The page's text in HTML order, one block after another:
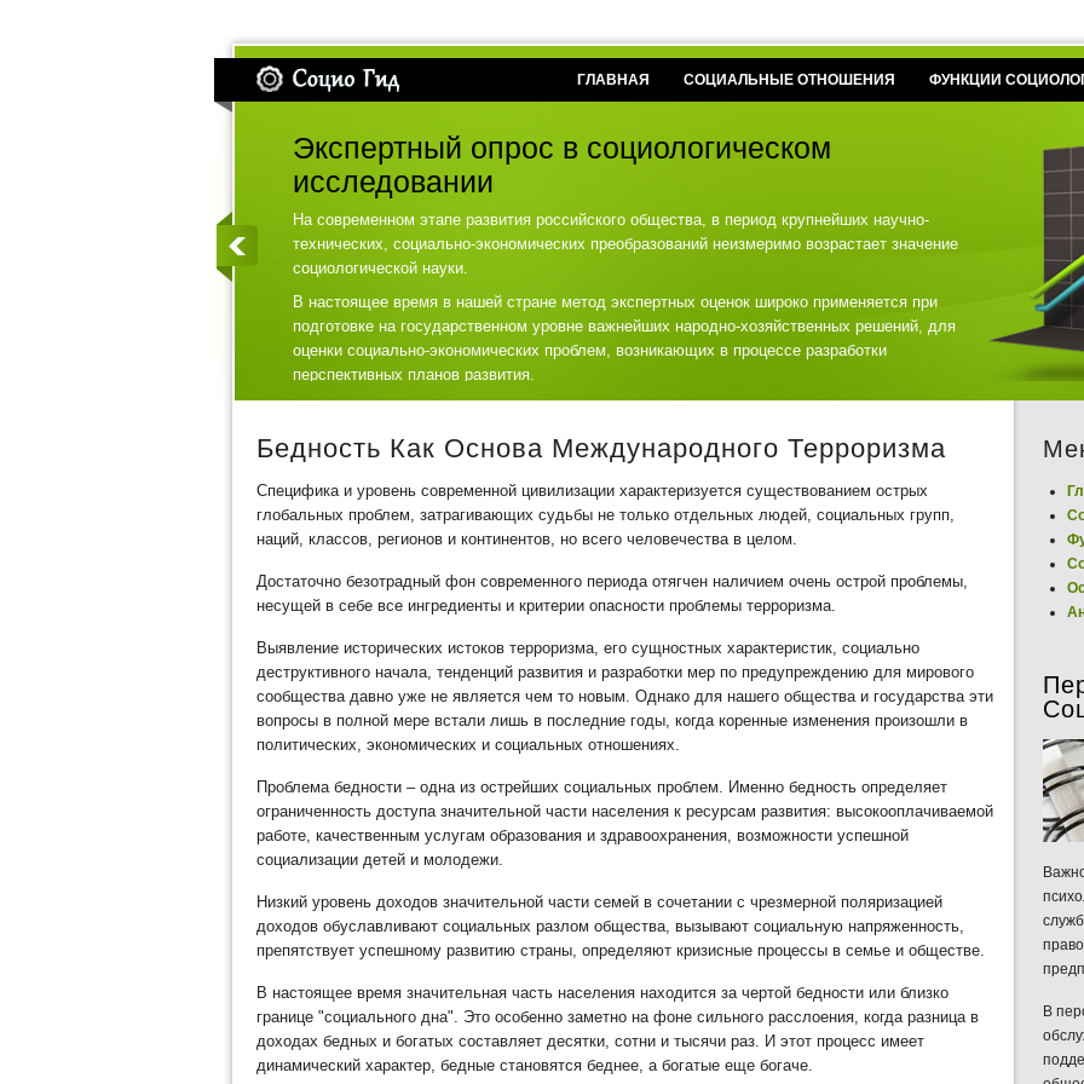
ГЛАВНАЯ СОЦИАЛЬНЫЕ ОТНОШЕНИЯ ФУНКЦИИ
Экспертный опрос в социологическом
исследовании
На современном этапе развития российского общества, в период крупнейших научно-
технических, социально-экономических преобразований неизмеримо возрастает значение
социологической науки.
В настоящее время в нашей стране метод экспертных оценок широко применяется при
подготовке на государственном уровне важнейших народно-хозяйственных решений, для
оценки социально-экономических проблем, возникающих в процессе разработки
перспективных планов развития.
Бедность Как Основа Международного Терроризма
Специфика и уровень современной цивилизации характеризуется существованием острых
глобальных проблем, затрагивающих судьбы не только отдельных людей, социальных групп,
наций, классов, регионов и континентов, но всего человечества в целом.
Достаточно безотрадный фон современного периода отягчен наличием очень острой проблемы,
несущей в себе все ингредиенты и критерии опасности проблемы терроризма.
Выявление исторических истоков терроризма, его сущностных характеристик, социально
деструктивного начала, тенденций развития и разработки мер по предупреждению для мирового
сообщества давно уже не является чем то новым. Однако для нашего общества и государства эти
вопросы в полной мере встали лишь в последние годы, когда коренные изменения произошли в
политических, экономических и социальных отношениях.
Проблема бедности – одна из острейших социальных проблем. Именно бедность определяет
ограниченность доступа значительной части населения к ресурсам развития: высокооплачиваемой
работе, качественным услугам образования и здравоохранения, возможности успешной
социализации детей и молодежи.
Низкий уровень доходов значительной части семей в сочетании с чрезмерной поляризацией
доходов обуславливают социальных разлом общества, вызывают социальную напряженность,
препятствует успешному развитию страны, определяют кризисные процессы в семье и обществе.
В настоящее время значительная часть населения находится за чертой бедности или близко
границе "социального дна". Это особенно заметно на фоне сильного расслоения, когда разница в
доходах бедных и богатых составляет десятки, сотни и тысячи раз. И этот процесс имеет
динамический характер, бедные становятся беднее, а богатые еще богаче.
В